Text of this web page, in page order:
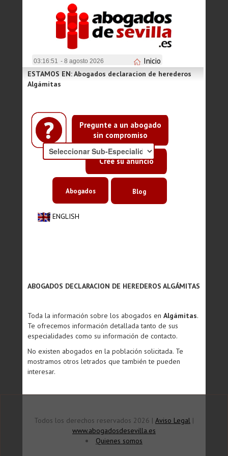
03:16:51 - 8 agosto 2026 Inicio
Pregunte a un abogado
sin compromiso
Cree su anuncio
ESTAMOS EN: Abogados declaracion de herederos
Algámitas
ENGLISH
Abogados Blog
ABOGADOS DECLARACION DE HEREDEROS ALGÁMITAS
Toda la información sobre los abogados en Algámitas.
Te ofrecemos información detallada tanto de sus
especialidades como su información de contacto.
No existen abogados en la población solicitada. Te
mostramos otros letrados que también te pueden
interesar.
Todos los derechos reservados 2026 | Aviso Legal |
www.abogadosdesevilla.es
Quienes somos